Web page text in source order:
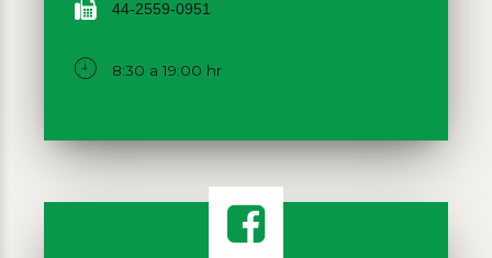
44-2559-0951
8:30 a 19:00 hr